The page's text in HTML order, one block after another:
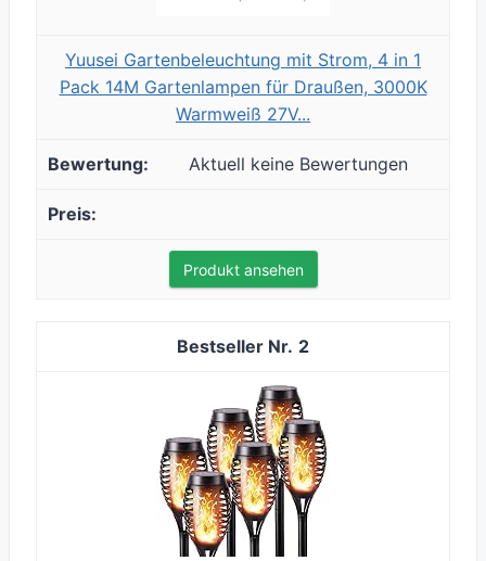
Yuusei Gartenbeleuchtung mit Strom, 4 in 1
Pack 14M Gartenlampen für Draußen, 3000K
Warmweiß 27V...
Aktuell keine Bewertungen
Produkt ansehen
2